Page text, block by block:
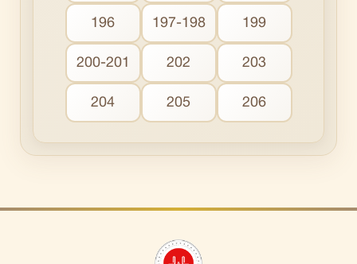
196 197-198 199
200-201 202 203
204 205 206